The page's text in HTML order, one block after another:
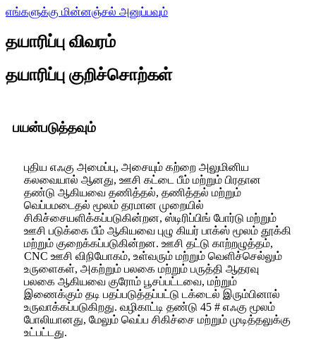
எங்களுக்கு மின்னஞ்சல் அனுப்பவும்
தயாரிப்பு விவரம்
தயாரிப்பு குறிச்சொற்கள்
பயன்படுத்தவும்
புதிய எஃகு அமைப்பு, அசையும் கற்றை அலுமினிய
கலவையால் ஆனது, ஊசி கட்டை பீம் மற்றும் பிரதான
தண்டு ஆகியவை தணித்தல், தணித்தல் மற்றும்
வெப்பமடைதல் மூலம் தரமான முறையில்
சிகிச்சையளிக்கப்படுகின்றன, ஸ்டிரிப்பிங் போர்டு மற்றும்
ஊசி படுக்கை பீம் ஆகியவை புழு கியர் பாக்ஸ் மூலம் தூக்கி
மற்றும் குறைக்கப்படுகின்றன. ஊசி தட்டு காற்றழுத்தம்,
CNC ஊசி விநியோகம், உள்வரும் மற்றும் வெளிச்செல்லும்
உருளைகள், அகற்றும் பலகை மற்றும் பருத்தி ஆதரவு
பலகை ஆகியவை குரோம் பூசப்பட்டவை, மற்றும்
இணைக்கும் தடி பதப்படுத்தப்பட்டு டக்டைல் ​​இரும்பினால்
உருவாக்கப்படுகிறது. வழிகாட்டி தண்டு 45 # எஃகு மூலம்
போலியானது, மேலும் வெப்ப சிகிச்சை மற்றும் முடித்தலுக்கு
உட்பட்டது.